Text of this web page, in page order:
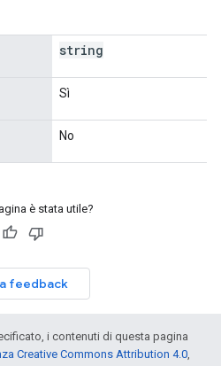
string
Sì
No
è stata utile?
feedback
i contenuti di questa pagina
Creative Commons Attribution 4.0,